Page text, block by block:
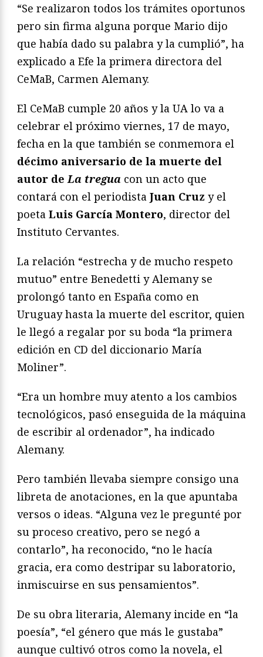
“Se realizaron todos los trámites oportunos
pero sin firma alguna porque Mario dijo
que había dado su palabra y la cumplió”, ha
explicado a Efe la primera directora del
CeMaB, Carmen Alemany.
El CeMaB cumple 20 años y la UA lo va a
celebrar el próximo viernes, 17 de mayo,
fecha en la que también se conmemora el
décimo aniversario de la muerte del
autor deLa tregua con un acto que
contará con el periodista Juan Cruz y el
poeta Luis García Montero, director del
Instituto Cervantes.
La relación “estrecha y de mucho respeto
mutuo” entre Benedetti y Alemany se
prolongó tanto en España como en
Uruguay hasta la muerte del escritor, quien
le llegó a regalar por su boda “la primera
edición en CD del diccionario María
Moliner”.
“Era un hombre muy atento a los cambios
tecnológicos, pasó enseguida de la máquina
de escribir al ordenador”, ha indicado
Alemany.
Pero también llevaba siempre consigo una
libreta de anotaciones, en la que apuntaba
versos o ideas. “Alguna vez le pregunté por
su proceso creativo, pero se negó a
contarlo”, ha reconocido, “no le hacía
gracia, era como destripar su laboratorio,
inmiscuirse en sus pensamientos”.
De su obra literaria, Alemany incide en “la
poesía”, “el género que más le gustaba”
aunque cultivó otros como la novela, el